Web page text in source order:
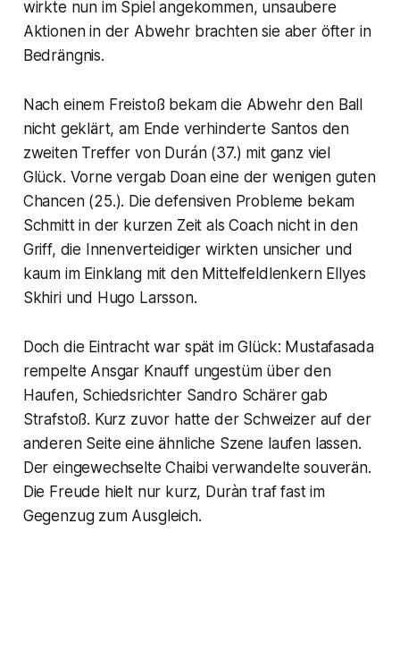
wirkte nun im Spiel angekommen, unsaubere
Aktionen in der Abwehr brachten sie aber öfter in
Bedrängnis.
Nach einem Freistoß bekam die Abwehr den Ball
nicht geklärt, am Ende verhinderte Santos den
zweiten Treffer von Durán (37.) mit ganz viel
Glück. Vorne vergab Doan eine der wenigen guten
Chancen (25.). Die defensiven Probleme bekam
Schmitt in der kurzen Zeit als Coach nicht in den
Griff, die Innenverteidiger wirkten unsicher und
kaum im Einklang mit den Mittelfeldlenkern Ellyes
Skhiri und Hugo Larsson.
Doch die Eintracht war spät im Glück: Mustafasada
rempelte Ansgar Knauff ungestüm über den
Haufen, Schiedsrichter Sandro Schärer gab
Strafstoß. Kurz zuvor hatte der Schweizer auf der
anderen Seite eine ähnliche Szene laufen lassen.
Der eingewechselte Chaibi verwandelte souverän.
Die Freude hielt nur kurz, Duràn traf fast im
Gegenzug zum Ausgleich.